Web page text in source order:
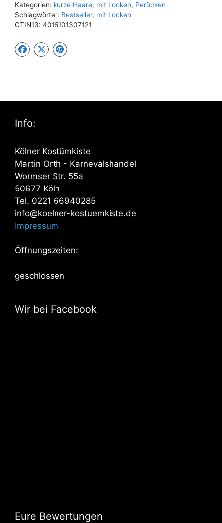
Kategorien: kurze Haare, mit Locken, Perücken
Schlagwörter: Bestseller, mit Locken
GTIN13: 4015101307121
Info:
Kölner Kostümkiste
Martin Orth - Karnevalshandel
Wormser Str. 55a
50677 Köln
Tel. 0221 66940285
info@koelner-kostuemkiste.de
Impressum
Öffnungszeiten:
geschlossen
Wir bei Facebook
Eure Bewertungen